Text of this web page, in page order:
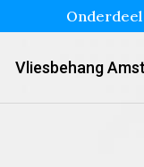
Vliesbehang